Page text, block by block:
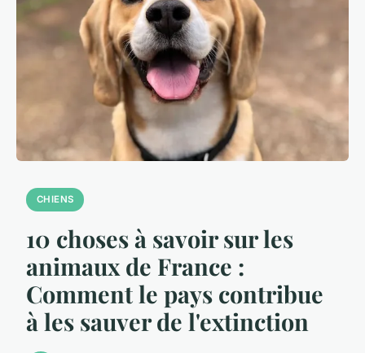
CHIENS
10 choses à savoir sur les
animaux de France :
Comment le pays contribue
à les sauver de l'extinction